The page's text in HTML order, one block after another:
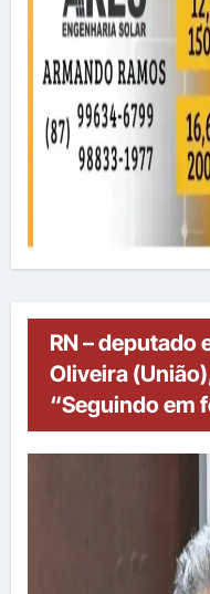
RN – deputado
Oliveira
“Seguindo em